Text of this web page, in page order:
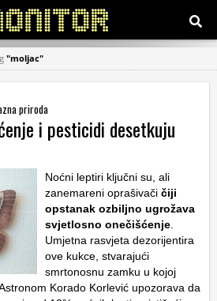
"moljac"
priroda
i pesticidi desetkuju
Noćni leptiri ključni su, ali
zanemareni oprašivači čiji
opstanak ozbiljno ugrožava
svjetlosno onečišćenje
Umjetna rasvjeta dezorijentira
ove kukce, stvarajući
smrtonosnu zamku u kojoj
Korado Korlević upozorava da